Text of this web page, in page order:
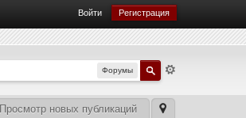
Войти Регистрация
Форумы
Просмотр новых публикаций